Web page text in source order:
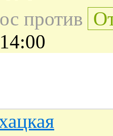
против